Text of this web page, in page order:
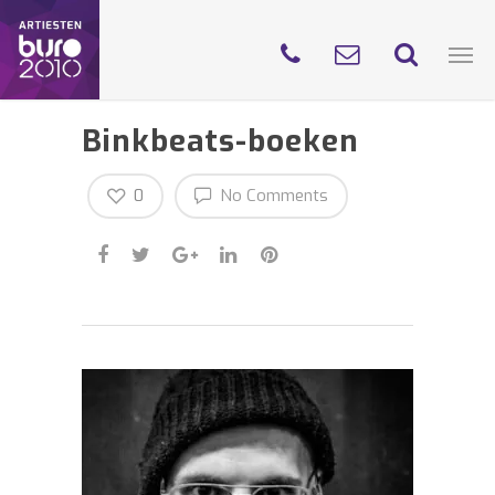
Binkbeats-boeken
No Comments
0